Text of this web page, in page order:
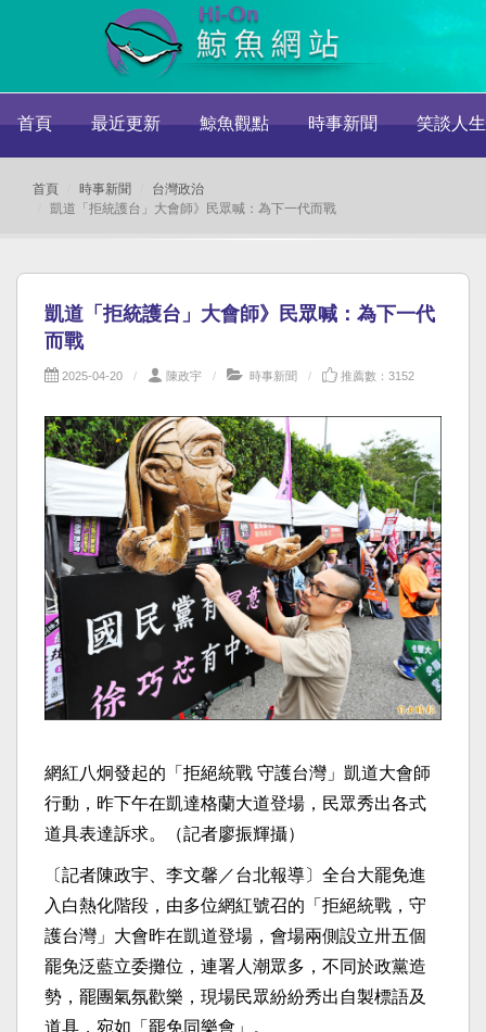
首頁 最近更新 鯨魚觀點 時事新聞 笑談人生
首頁 時事新聞
台灣政治
凱道「拒統護台」大會師》民眾喊：為下一代而戰
凱道「拒統護台」大會師》民眾喊：為下一代
而戰
2025-04-20 陳政宇 時事新聞 推薦數：3152
網紅八炯發起的「拒絕統戰 守護台灣」凱道大會師
行動，昨下午在凱達格蘭大道登場，民眾秀出各式
道具表達訴求。（記者廖振輝攝）
〔記者陳政宇、李文馨／台北報導〕全台大罷免進
入白熱化階段，由多位網紅號召的「拒絕統戰，守
護台灣」大會昨在凱道登場，會場兩側設立卅五個
罷免泛藍立委攤位，連署人潮眾多，不同於政黨造
勢，罷團氣氛歡樂，現場民眾紛紛秀出自製標語及
道具，宛如「罷免同樂會」。